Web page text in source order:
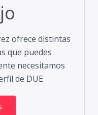
ofrece distintas
que puedes
necesitamos
de DUE